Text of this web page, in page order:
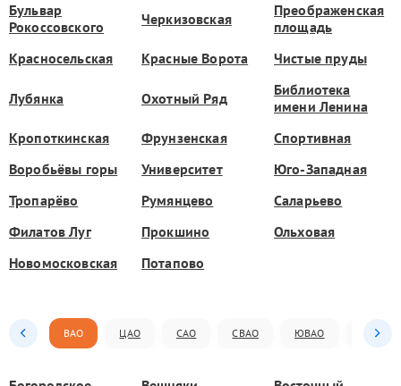
Бульвар
Рокоссовского
Черкизовская
Преображенская
площадь
Красносельская
Красные Ворота Чистые пруды
Лубянка Охотный Ряд
Библиотека
имени Ленина
Кропоткинская
Фрунзенская
Спортивная
Воробьёвы горы
Университет
Юго-Западная
Тропарёво
Румянцево
Саларьево
Филатов Луг
Прокшино
Ольховая
Новомосковская
Потапово
ВАО ЦАО САО СВАО ЮВАО ЮАО